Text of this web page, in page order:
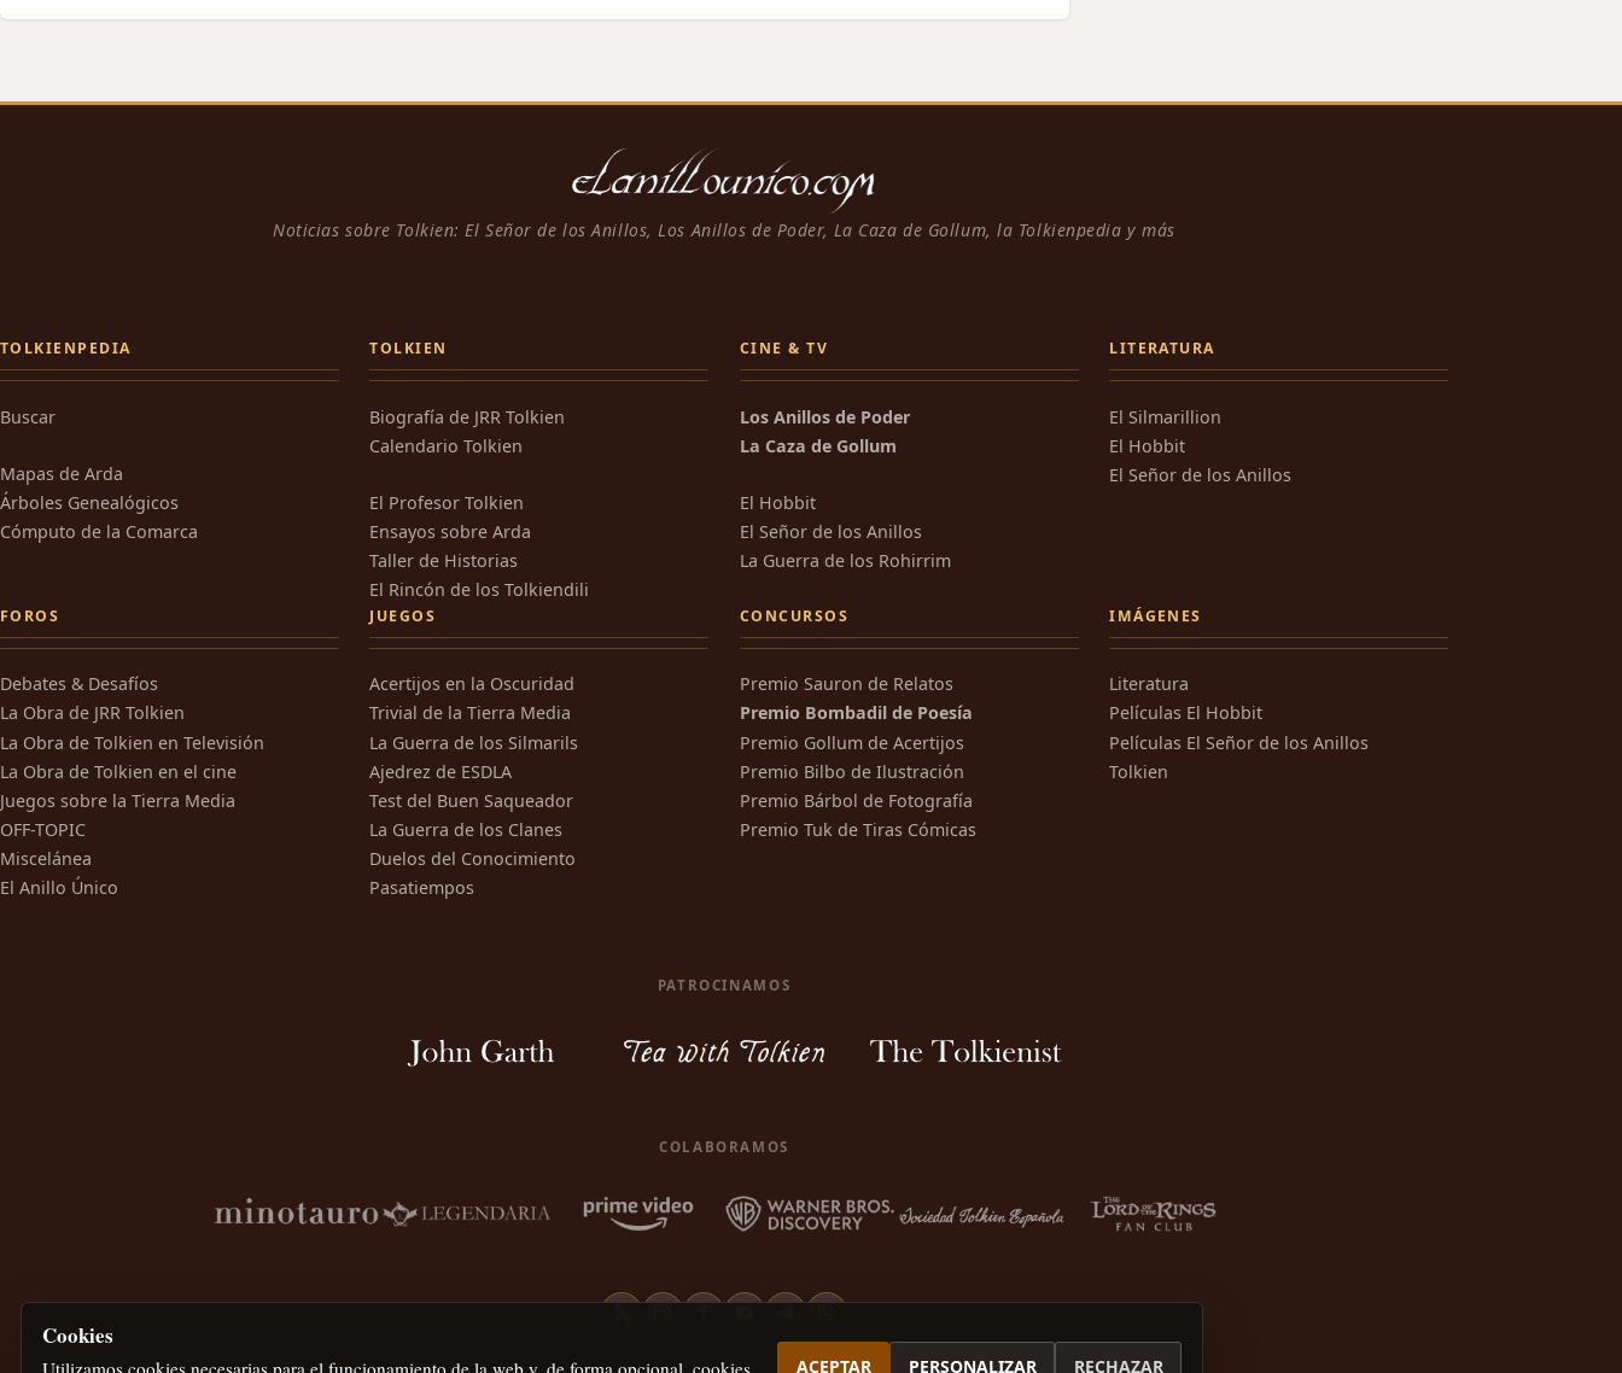
Noticias sobre Tolkien: El Señor de los Anillos, Los Anillos de Poder, La Caza de Gollum, la Tolkienpedia y más
TOLKIENPEDIA
Buscar
Mapas de Arda
Árboles Genealógicos
Cómputo de la Comarca
TOLKIEN
Biografía de JRR Tolkien
Calendario Tolkien
El Profesor Tolkien
Ensayos sobre Arda
Taller de Historias
El Rincón de los Tolkiendili
CINE & TV
Los Anillos de Poder
La Caza de Gollum
El Hobbit
El Señor de los Anillos
La Guerra de los Rohirrim
LITERATURA
El Silmarillion
El Hobbit
El Señor de los Anillos
FOROS
Debates & Desafíos
La Obra de JRR Tolkien
La Obra de Tolkien en Televisión
La Obra de Tolkien en el cine
Juegos sobre la Tierra Media
OFF-TOPIC
Miscelánea
El Anillo Único
JUEGOS
Acertijos en la Oscuridad
Trivial de la Tierra Media
La Guerra de los Silmarils
Ajedrez de ESDLA
Test del Buen Saqueador
La Guerra de los Clanes
Duelos del Conocimiento
Pasatiempos
CONCURSOS
Premio Sauron de Relatos
Premio Bombadil de Poesía
Premio Gollum de Acertijos
Premio Bilbo de Ilustración
Premio Bárbol de Fotografía
Premio Tuk de Tiras Cómicas
IMÁGENES
Literatura
Películas El Hobbit
Películas El Señor de los Anillos
Tolkien
PATROCINAMOS
COLABORAMOS
Cookies
Utilizamos cookies necesarias para el funcionamiento de la web y, de forma opcional, cookies ACEPTAR PERSONALIZAR RECHAZAR